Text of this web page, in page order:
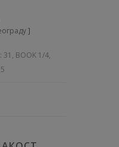
]
31 , BOOK 1/4,